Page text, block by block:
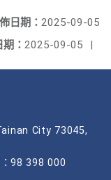
日期： 2025-09-05
： 2025-09-05 |
City 73045,
98 398 000